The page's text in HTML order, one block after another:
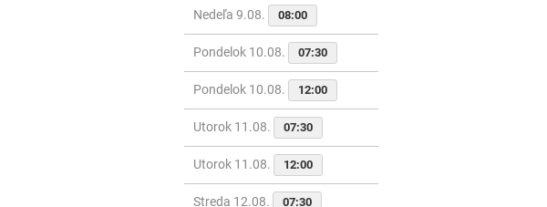
Nedeľa 9.08. 08:00
Pondelok 10.08. 07:30
Pondelok 10.08. 12:00
Utorok 11.08. 07:30
Utorok 11.08. 12:00
Streda 12.08. 07:30